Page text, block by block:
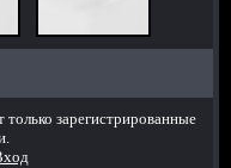
зарегистрированные